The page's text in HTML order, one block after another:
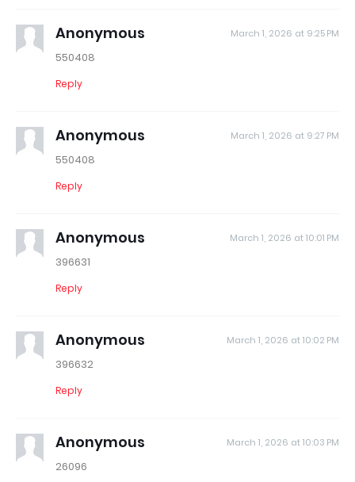
Anonymous March 1, 2026 at 9:25 PM
550408
Reply
Anonymous March 1, 2026 at 9:27 PM
550408
Reply
Anonymous March 1, 2026 at 10:01 PM
396631
Reply
Anonymous March 1, 2026 at 10:02 PM
396632
Reply
Anonymous March 1, 2026 at 10:03 PM
26096